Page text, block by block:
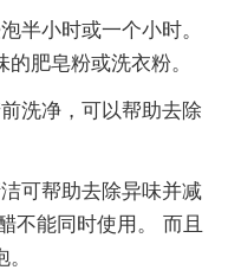
半小时或一个小时。
肥皂粉或洗衣粉。
洗净，可以帮助去除
可帮助去除异味并减
不能同时使用。 而且